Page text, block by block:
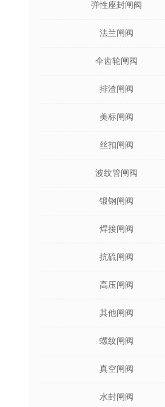
弹性座封闸阀
法兰闸阀
伞齿轮闸阀
排渣闸阀
美标闸阀
丝扣闸阀
波纹管闸阀
锻钢闸阀
焊接闸阀
抗硫闸阀
高压闸阀
其他闸阀
螺纹闸阀
真空闸阀
水封闸阀